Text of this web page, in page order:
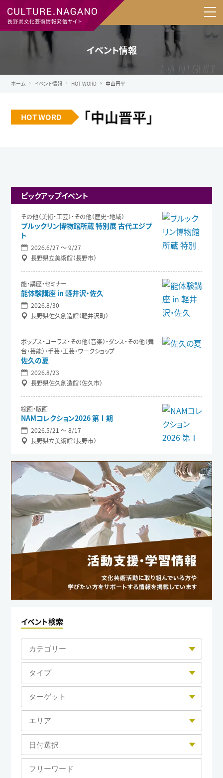
長野県文化芸術情報発信サイト
イベント情報
ホーム イベント情報 HOT WORD 中山晋平
HOT WORD 「中山晋平」
ピックアップイベント
その他（美術・工芸）・その他（歴史・地域）
ブルックリン博物館所蔵 特別展 古代エジプ
ト
2026.6/27 〜 9/27
長野県立美術館（長野市）
能・講座・セミナー
能体験講座 in 軽井沢・佐久
2026.8/30
長野県佐久創造館（軽井沢町）
ポップス・コーラス・その他（音楽）・ダンス・その他（舞
台・芸能）・手芸・工芸・ワークショップ
佐久の夏
2026.8/23
長野県佐久創造館（佐久市）
絵画・版画
NAMコレクション2026 第Ⅰ期
2026.5/21 〜 8/17
長野県立美術館（長野市）
イベント検索